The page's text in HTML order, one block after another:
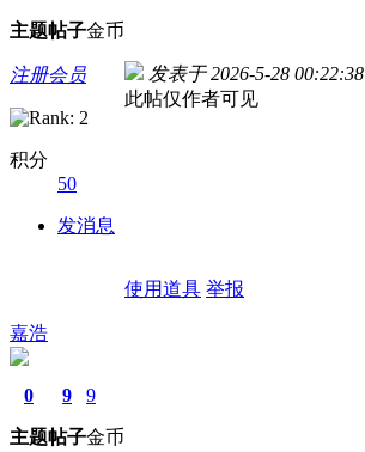
主题帖子金币
注册会员
积分
50
发消息
发表于 2026-5-28 00:22:38
此帖仅作者可见
使用道具 举报
嘉浩
0
主题
9
帖子
9
金币